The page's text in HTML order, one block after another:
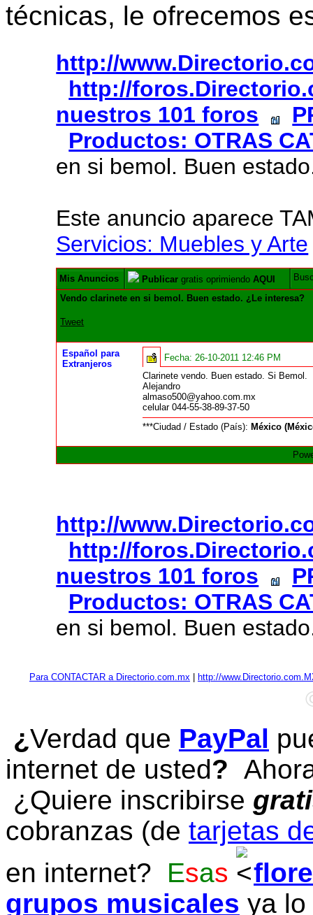
técnicas, le ofrecemos
http://
http://
nuestros 101 foros
Productos: OTRAS
en si bemol. Buen
Este anuncio aparece
Servicios: Muebles y Arte
Mis Anuncios Publicar gratis oprimiendoAQUI
Vendo clarinete en si bemol. Buen estado. ¿Le interesa?
Tweet
Español para
Extranjeros
Fecha:26-10-2011 12:46 PM
Clarinete vendo. Buen estado. Si Bemol.
Alejandro
almaso500@yahoo.com.mx
celular 044-55-38-89-37-50
***Ciudad / Estado (País): México
http://
http://
nuestros 101 foros
Productos: OTRAS
en si bemol. Buen
Para CONTACTAR a Directorio.com.mx http://
¿Verdad que PayPal
internet de usted?
¿Quiere inscribirse
cobranzas (de tarjetas
en internet? Esas
grupos musicales ya